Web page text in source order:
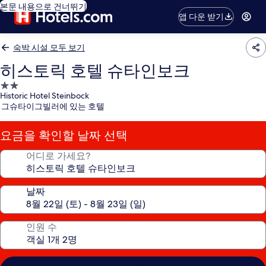
본문 내용으로 건너뛰기
앱 다운 받기
숙박 시설 모두 보기
히스토릭 호텔 슈타인보크
2.0
성
급
숙
박
시
Historic Hotel Steinbock
그슈타이그빌러에 있는 호텔
요금을 확인할 날짜 선택
어디로 가세요?
날짜
인원 수